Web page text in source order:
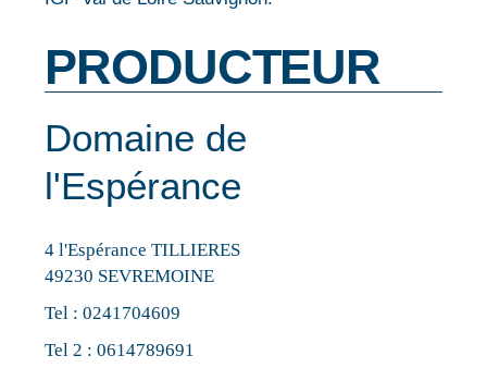
PRODUCTEUR
Domaine de
l'Espérance
4 l'Espérance TILLIERES
49230 SEVREMOINE
Tel :0241704609
Tel 2 :0614789691